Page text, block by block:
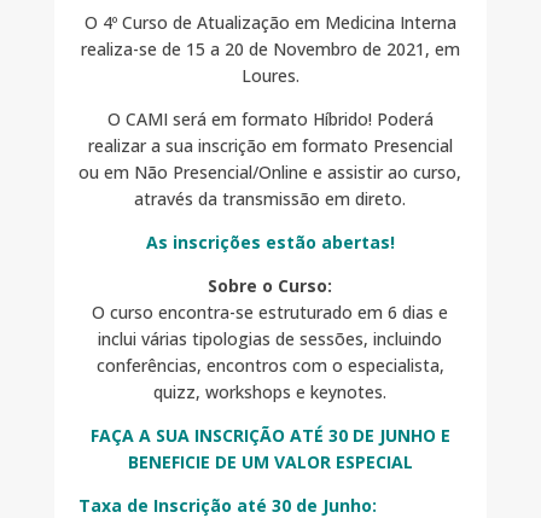
O 4º Curso de Atualização em Medicina Interna
realiza-se de 15 a 20 de Novembro de 2021, em
Loures.
O CAMI será em formato Híbrido! Poderá
realizar a sua inscrição em formato Presencial
ou em Não Presencial/Online e assistir ao curso,
através da transmissão em direto.
As inscrições estão abertas!
Sobre o Curso:
O curso encontra-se estruturado em 6 dias e
inclui várias tipologias de sessões, incluindo
conferências, encontros com o especialista,
quizz, workshops e keynotes.
FAÇA A SUA INSCRIÇÃO ATÉ 30 DE JUNHO E
BENEFICIE DE UM VALOR ESPECIAL
Taxa de Inscrição até 30 de Junho: